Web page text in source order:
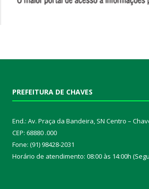
PREFEITURA DE CHAVES
End.: Av. Praça da Bandeira, SN Centro –
CEP: 68880 .000
Fone: (91) 98428-2031
Horário de atendimento: 08:00 às 14:00h